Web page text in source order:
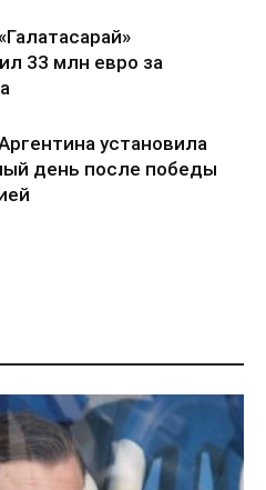
33 млн евро за
установила
день после победы